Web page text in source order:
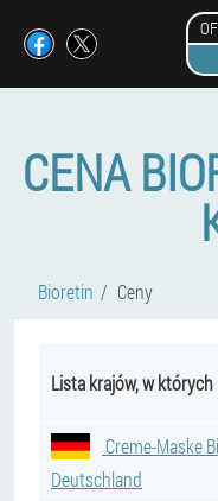
CENA
Bioretin Ceny
Lista krajów, w
Creme-Maske
Deutschland